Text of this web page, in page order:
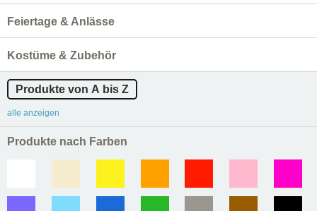
Feiertage & Anlässe
Kostüme & Zubehör
Produkte von A bis Z
alle anzeigen
Produkte nach Farben